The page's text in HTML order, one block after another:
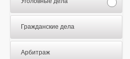
Гражданские дела
Арбитраж